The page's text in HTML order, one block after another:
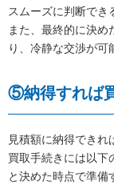
スムーズに判断でき
また、最終的に決
り、冷静な交渉が可
⑤納得すれば
見積額に納得できれ
買取手続きには以下
と決めた時点で準備